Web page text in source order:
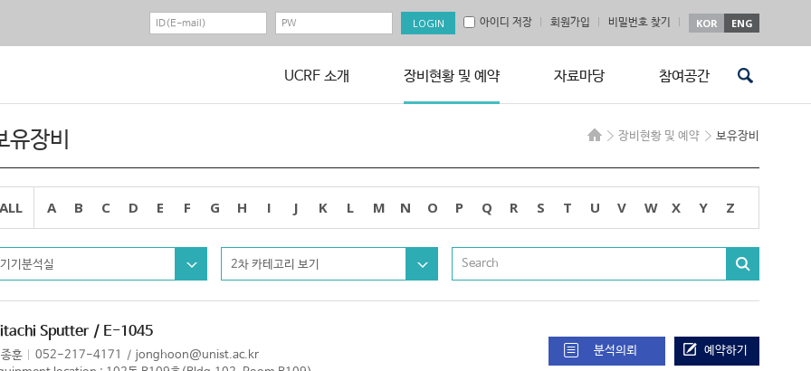
아이디 저장 회원가입 비밀번호 찾기 KOR ENG
UCRF 소개 장비현황 및 예약 자료마당 참여공간
장비현황 및 예약 보유장비
유장비
ALL A B C D E F G H I J K L M N O P Q R S T U V W X Y Z
기기분석실 2차 카테고리 보기
Sputter / E-1045
훈 052-217-4171
jonghoon@unist.ac.kr
분석의뢰 예약하기